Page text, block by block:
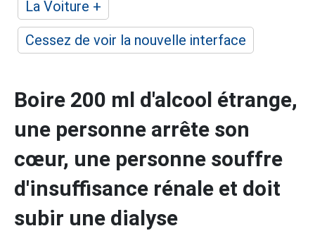
La Voiture +
Cessez de voir la nouvelle interface
Boire 200 ml d'alcool étrange,
une personne arrête son
cœur, une personne souffre
d'insuffisance rénale et doit
subir une dialyse